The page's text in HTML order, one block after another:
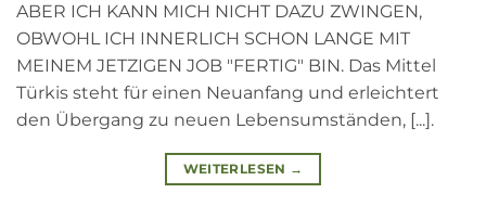
ABER ICH KANN MICH NICHT DAZU ZWINGEN,
OBWOHL ICH INNERLICH SCHON LANGE MIT
MEINEM JETZIGEN JOB "FERTIG" BIN. Das Mittel
Türkis steht für einen Neuanfang und erleichtert
den Übergang zu neuen Lebensumständen, [...].
WEITERLESEN →